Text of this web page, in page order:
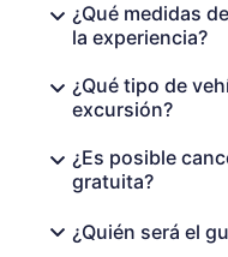
¿Qué medidas
la experiencia?
¿Qué tipo de
excursión?
¿Es posible
gratuita?
¿Quién será el